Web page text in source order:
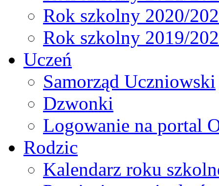
Rok szkolny 2020/
Rok szkolny 2019/
Uczeń
Samorząd Uczniowski
Dzwonki
Logowanie na portal
Rodzic
Kalendarz roku